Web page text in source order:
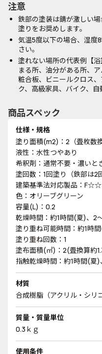
注意
鉄部の塗装は錆が激しい
塗りをお奨めします。
気温5度以下の場合、湿度
さい。
塗れない場所の代表例【
まる所、油分がある所、
粧合板、ビニールクロス
ク、高級家具、バイク、自
商品スペック
仕様・規格
塗り面積(m2)：2（畳枚数換
液性：水性つやあり
希釈剤：通常不要・濃いと
塗回数：1回塗り（鉄部は2
建築基準法対応製品：
色：オリーブグリーン
容量(L)：0.2
乾燥時間：約1時間(夏)、2
塗り重ね可能時間：約1時
塗り重ね回数：1
塗布面積(㎡)：2(畳換算約
指触乾燥時間：約1時間(夏
材質
合成樹脂（アクリル・シリ
質量・質量単位
0.3ｋｇ
使用条件